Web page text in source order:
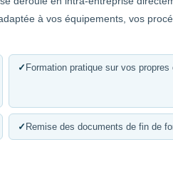
à vos équipements, vos
✓ Formation pratique sur vos propres
✓ Remise des documents de fin de